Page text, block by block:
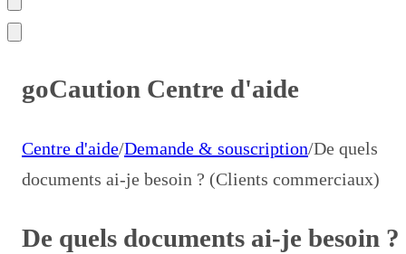
goCaution Centre d'aide
Centre d'aide/Demande & souscription/De quels
documents ai-je besoin ? (Clients commerciaux)
De quels documents ai-je besoin ?